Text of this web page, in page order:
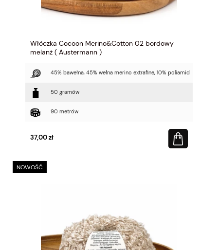
Włóczka Cocoon Merino&Cotton 02 bordowy
melanż ( Austermann )
45% bawełna, 45% wełna merino extrafine, 10% poliamid
50 gramów
90 metrów
37,00 zł
NOWOŚĆ